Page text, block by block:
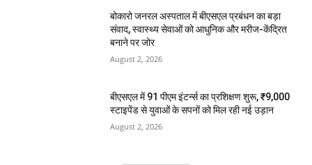
बोकारो जनरल अस्पताल में बीएसएल प्रबंधन का बड़ा
संवाद, स्वास्थ्य सेवाओं को आधुनिक और मरीज-केंद्रित
बनाने पर जोर
August 2, 2026
बीएसएल में 91 पीएम इंटर्न्स का प्रशिक्षण शुरू, ₹9,000
स्टाइपेंड से युवाओं के सपनों को मिल रही नई उड़ान
August 2, 2026